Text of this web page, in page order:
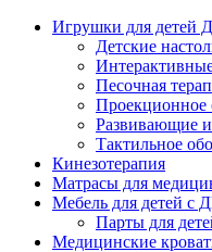
Игрушки для детей
Детские
Песочная
Проекционное
Развивающие
Тактильное
Кинезотерапия
Матрасы для
Мебель для детей с
Парты для
Медицинские